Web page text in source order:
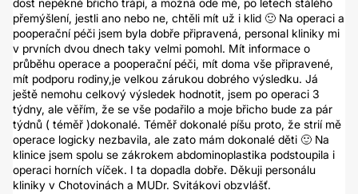
dost nepěkné břicho trápí, a možná ode mě, po letech stálého
přemýšlení, jestli ano nebo ne, chtěli mít už i klid 🙂 Na operaci a
pooperační péči jsem byla dobře připravená, personal kliniky mi
v prvních dvou dnech taky velmi pomohl. Mít informace o
průběhu operace a pooperační péči, mít doma vše připravené,
mít podporu rodiny,je velkou zárukou dobrého výsledku. Já
ještě nemohu celkový výsledek hodnotit, jsem po operaci 3
týdny, ale věřím, že se vše podařilo a moje břicho bude za pár
týdnů ( téměř )dokonalé. Téměř dokonalé píšu proto, že strií mě
operace logicky nezbavila, ale zato mám dokonalé děti 🙂 Na
klinice jsem spolu se zákrokem abdominoplastika podstoupila i
operaci horních víček. I ta dopadla dobře. Děkuji personálu
kliniky v Chotovinách a MUDr. Svitákovi obzvlášť.